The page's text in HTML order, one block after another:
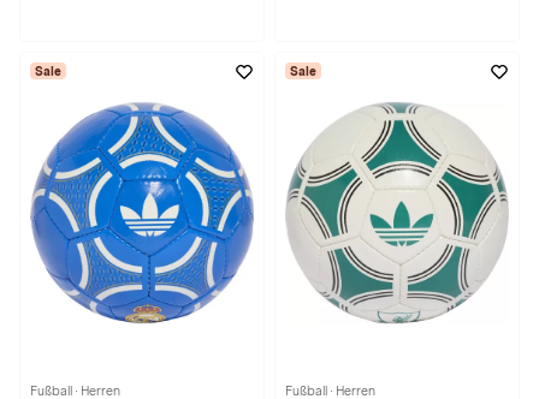
Sale
Fußball · Herren
Sale
Fußball · Herren